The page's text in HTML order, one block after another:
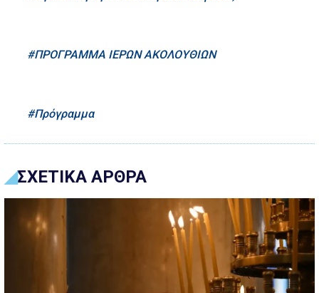
ΠΡΟΓΡΑΜΜΑ ΙΕΡΩΝ ΑΚΟΛΟΥΘΙΩΝ
Πρόγραμμα
ΣΧΕΤΙΚΑ ΑΡΘΡΑ